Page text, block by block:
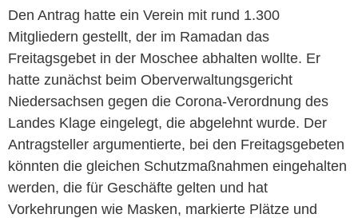
Den Antrag hatte ein Verein mit rund 1.300
Mitgliedern gestellt, der im Ramadan das
Freitagsgebet in der Moschee abhalten wollte. Er
hatte zunächst beim Oberverwaltungsgericht
Niedersachsen gegen die Corona-Verordnung des
Landes Klage eingelegt, die abgelehnt wurde. Der
Antragsteller argumentierte, bei den Freitagsgebeten
könnten die gleichen Schutzmaßnahmen eingehalten
werden, die für Geschäfte gelten und hat
Vorkehrungen wie Masken, markierte Plätze und